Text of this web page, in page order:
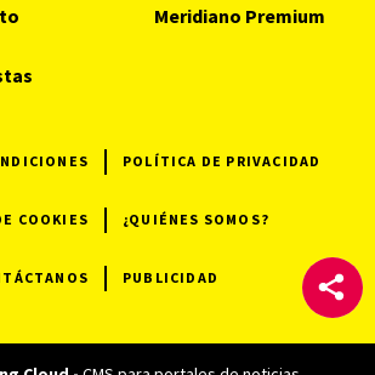
Meridiano Premium
POLÍTICA DE PRIVACIDAD
COOKIES ¿QUIÉNES SOMOS?
PUBLICIDAD